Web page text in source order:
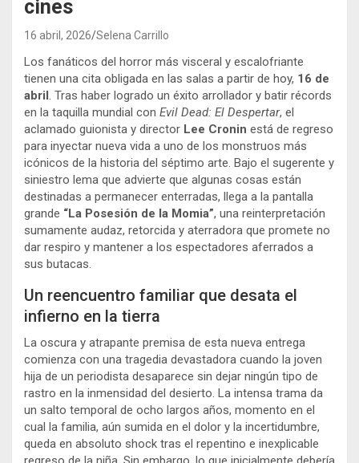
cines
16 abril, 2026 Selena Carrillo
Los fanáticos del horror más visceral y escalofriante
tienen una cita obligada en las salas a partir de hoy, 16 de
abril . Tras haber logrado un éxito arrollador y batir récords
en la taquilla mundial con Evil Dead: El Despertar, el
aclamado guionista y director Lee Cronin está de regreso
para inyectar nueva vida a uno de los monstruos más
icónicos de la historia del séptimo arte. Bajo el sugerente y
siniestro lema que advierte que algunas cosas están
destinadas a permanecer enterradas, llega a la pantalla
grande “La Posesión de la Momia”, una reinterpretación
sumamente audaz, retorcida y aterradora que promete no
dar respiro y mantener a los espectadores aferrados a
sus butacas.
Un reencuentro familiar que desata el
infierno en la tierra
La oscura y atrapante premisa de esta nueva entrega
comienza con una tragedia devastadora cuando la joven
hija de un periodista desaparece sin dejar ningún tipo de
rastro en la inmensidad del desierto. La intensa trama da
un salto temporal de ocho largos años, momento en el
cual la familia, aún sumida en el dolor y la incertidumbre,
queda en absoluto shock tras el repentino e inexplicable